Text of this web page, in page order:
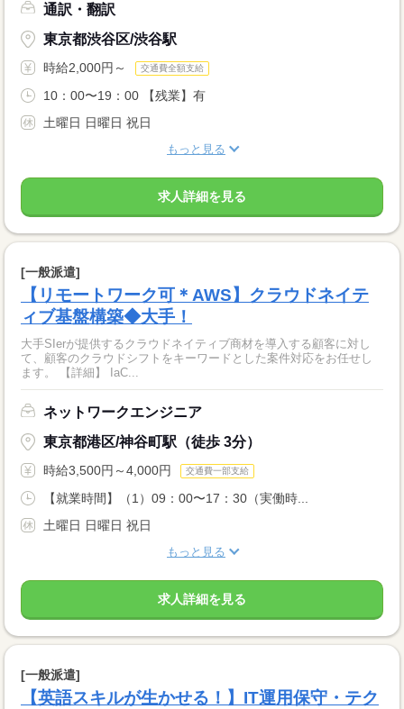
通訳・翻訳
東京都渋谷区/渋谷駅
時給2,000円～ 交通費全額支給
10：00〜19：00 【残業】有
土曜日 日曜日 祝日
もっと見る
求人詳細を見る
[一般派遣]
【リモートワーク可＊AWS】クラウドネイテ
ィブ基盤構築◆大手！
大手SIerが提供するクラウドネイティブ商材を導入する顧客に対し
て、顧客のクラウドシフトをキーワードとした案件対応をお任せし
ます。 【詳細】 IaC...
ネットワークエンジニア
東京都港区/神谷町駅（徒歩 3分）
時給3,500円～4,000円 交通費一部支給
【就業時間】（1）09：00〜17：30（実働時...
土曜日 日曜日 祝日
もっと見る
求人詳細を見る
[一般派遣]
【英語スキルが生かせる！】IT運用保守・テク